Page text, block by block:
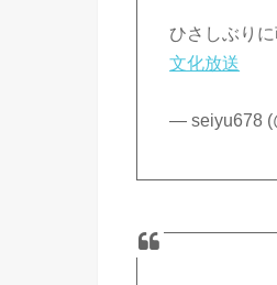
ひさしぶり
文化放送
— seiyu678